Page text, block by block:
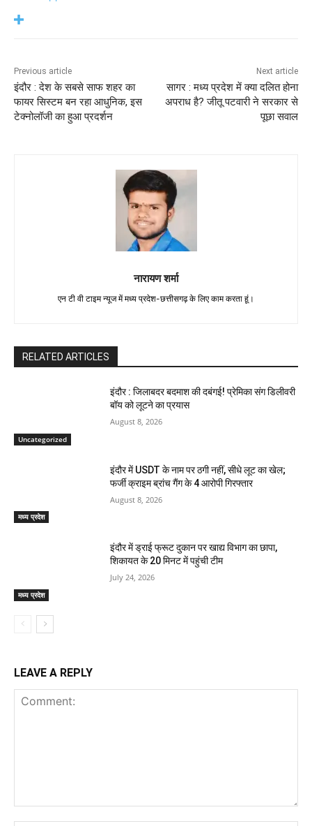
Previous article
इंदौर : देश के सबसे साफ शहर का
फायर सिस्टम बन रहा आधुनिक, इस
टेक्नोलॉजी का हुआ प्रदर्शन
Next article
सागर : मध्य प्रदेश में क्या दलित होना
अपराध है? जीतू पटवारी ने सरकार से
पूछा सवाल
नारायण शर्मा
एन टी वी टाइम न्यूज में मध्य प्रदेश-छत्तीसगढ़ के लिए काम करता हूं।
RELATED ARTICLES
Uncategorized
इंदौर : जिलाबदर बदमाश की दबंगई! प्रेमिका संग डिलीवरी
बॉय को लूटने का प्रयास
August 8, 2026
मध्य प्रदेश
इंदौर में USDT के नाम पर ठगी नहीं, सीधे लूट का खेल;
फर्जी क्राइम ब्रांच गैंग के 4 आरोपी गिरफ्तार
August 8, 2026
मध्य प्रदेश
इंदौर में ड्राई फ्रूट दुकान पर खाद्य विभाग का छापा,
शिकायत के 20 मिनट में पहुंची टीम
July 24, 2026
LEAVE A REPLY